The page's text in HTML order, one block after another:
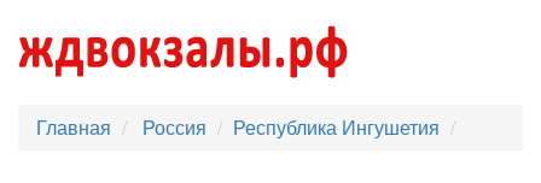
Главная Россия Республика Ингушетия